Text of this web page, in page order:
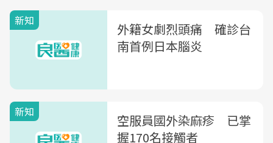
新知
外籍女劇烈頭痛 確診台
南首例日本腦炎
新知
空服員國外染麻疹 已掌
握170名接觸者